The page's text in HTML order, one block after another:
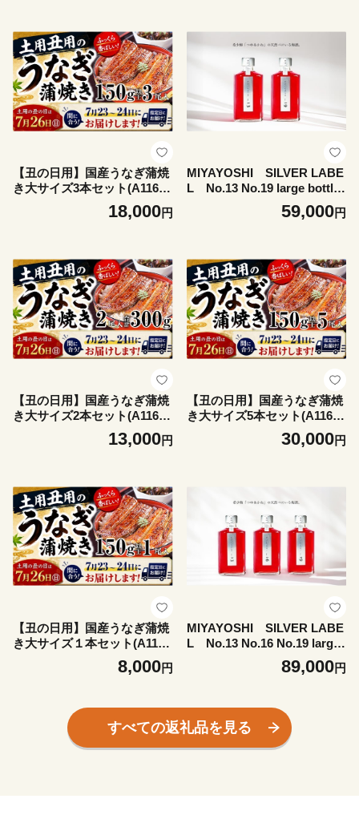
【丑の日用】国産うなぎ蒲焼
き大サイズ3本セット(A1167-
18,000円
MIYAYOSHI SILVER LABE
L No.13 No.19 large bottle
59,000円
【丑の日用】国産うなぎ蒲焼
き大サイズ2本セット(A1166-
13,000円
【丑の日用】国産うなぎ蒲焼
き大サイズ5本セット(A1169-
30,000円
【丑の日用】国産うなぎ蒲焼
き大サイズ１本セット(A1165
8,000円
MIYAYOSHI SILVER LABE
L No.13 No.16 No.19 large
bottle 3P SET(A1113-1)
89,000円
すべての返礼品を見る